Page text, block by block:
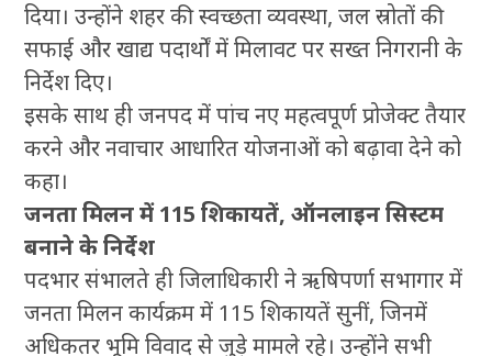
दिया। उन्होंने शहर की स्वच्छता व्यवस्था, जल स्रोतों की
सफाई और खाद्य पदार्थों में मिलावट पर सख्त निगरानी के
निर्देश दिए।
इसके साथ ही जनपद में पांच नए महत्वपूर्ण प्रोजेक्ट तैयार
करने और नवाचार आधारित योजनाओं को बढ़ावा देने को
कहा।
जनता मिलन में 115 शिकायतें, ऑनलाइन सिस्टम
बनाने के निर्देश
पदभार संभालते ही जिलाधिकारी ने ऋषिपर्णा सभागार में
जनता मिलन कार्यक्रम में 115 शिकायतें सुनीं, जिनमें
अधिकतर भूमि विवाद से जुड़े मामले रहे। उन्होंने सभी